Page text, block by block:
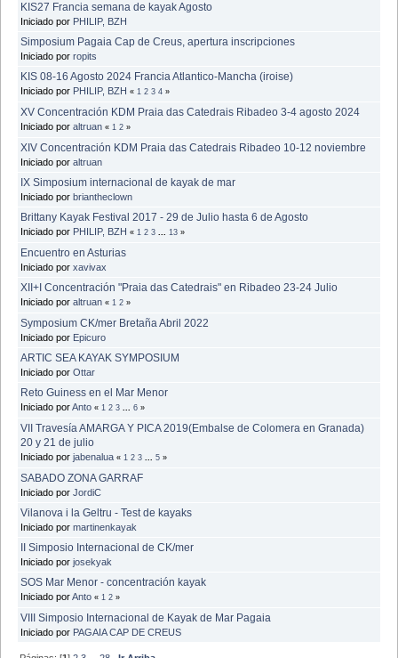
KIS27 Francia semana de kayak Agosto
Iniciado por PHILIP, BZH
Simposium Pagaia Cap de Creus, apertura inscripciones
Iniciado por ropits
KIS 08-16 Agosto 2024 Francia Atlantico-Mancha (iroise)
Iniciado por PHILIP, BZH « 1 2 3 4 »
XV Concentración KDM Praia das Catedrais Ribadeo 3-4 agosto 2024
Iniciado por altruan « 1 2 »
XIV Concentración KDM Praia das Catedrais Ribadeo 10-12 noviembre
Iniciado por altruan
IX Simposium internacional de kayak de mar
Iniciado por briantheclown
Brittany Kayak Festival 2017 - 29 de Julio hasta 6 de Agosto
Iniciado por PHILIP, BZH « 1 2 3 ... 13 »
Encuentro en Asturias
Iniciado por xavivax
XII+I Concentración "Praia das Catedrais" en Ribadeo 23-24 Julio
Iniciado por altruan « 1 2 »
Symposium CK/mer Bretaña Abril 2022
Iniciado por Epicuro
ARTIC SEA KAYAK SYMPOSIUM
Iniciado por Ottar
Reto Guiness en el Mar Menor
Iniciado porAnto « 1 2 3 ... 6 »
VII Travesía AMARGA Y PICA 2019(Embalse de Colomera en Granada)
20 y 21 de julio
Iniciado por jabenalua « 1 2 3 ... 5 »
SABADO ZONA GARRAF
Iniciado por JordiC
Vilanova i la Geltru - Test de kayaks
Iniciado por martinenkayak
II Simposio Internacional de CK/mer
Iniciado por josekyak
SOS Mar Menor - concentración kayak
Iniciado porAnto « 1 2 »
VIII Simposio Internacional de Kayak de Mar Pagaia
Iniciado por PAGAIA CAP DE CREUS